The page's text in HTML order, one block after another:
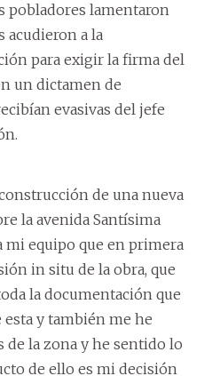
pobladores lamentaron
acudieron a la
para exigir la firma del
un dictamen de
evasivas del jefe
de una nueva
la avenida Santísima
mi equipo que en primera
in situ de la obra, que
la documentación que
y también me he
la zona y he sentido lo
de ello es mi decisión